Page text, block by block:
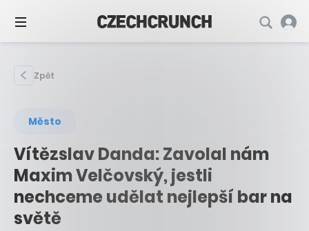
Zpět
Město
Vítězslav Danda: Zavolal nám
Maxim Velčovský, jestli
nechceme udělat nejlepší bar na
světě